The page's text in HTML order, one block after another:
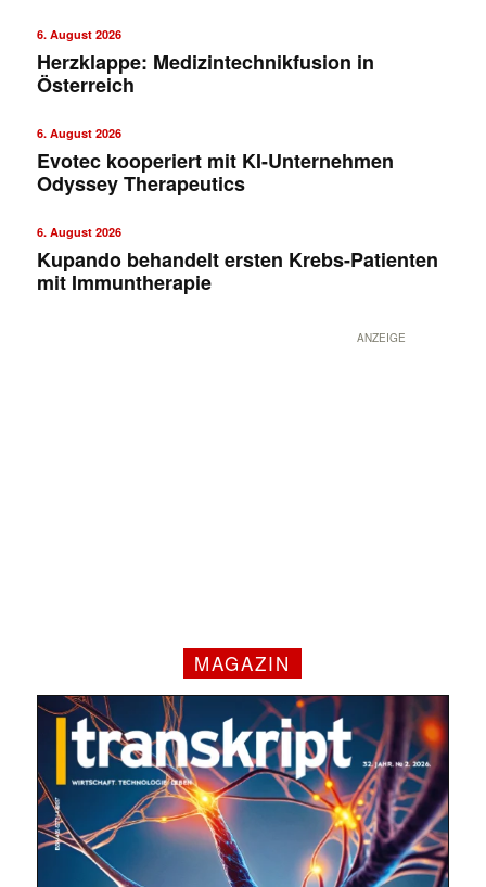
6. August 2026
Herzklappe: Medizintechnikfusion in
Österreich
6. August 2026
Evotec kooperiert mit KI-Unternehmen
Odyssey Therapeutics
6. August 2026
Kupando behandelt ersten Krebs-Patienten
mit Immuntherapie
ANZEIGE
MAGAZIN